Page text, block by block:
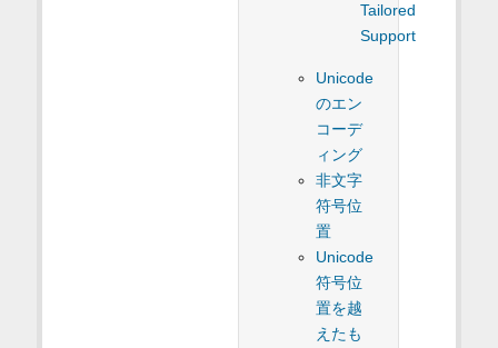
Tailored
Support
Unicode
のエン
コーデ
ィング
非文字
符号位
置
Unicode
符号位
置を越
えたも